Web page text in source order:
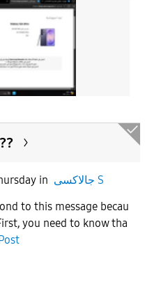
in
جالاكسى S
to this message becau
you need to know tha